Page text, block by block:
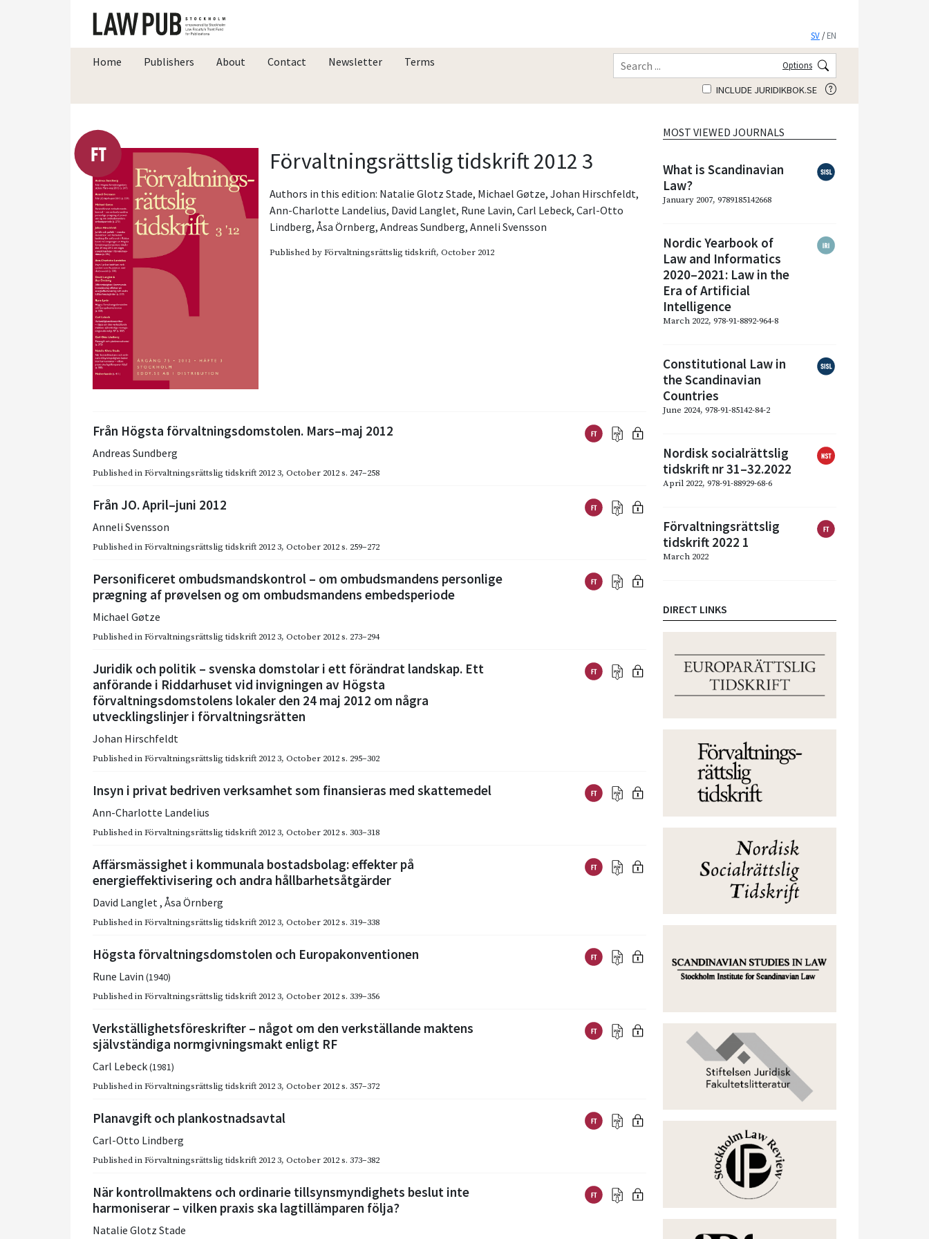
SV /EN
Home Publishers About Contact Newsletter Terms Options
INCLUDE JURIDIKBOK.SE
Förvaltningsrättslig tidskrift 2012 3
Authors in this edition: Natalie Glotz Stade, Michael Gøtze,Johan Hirschfeldt,
Ann-Charlotte Landelius, David Langlet, Rune Lavin,Carl Lebeck,Carl-Otto
Lindberg,Åsa Örnberg,Andreas Sundberg,Anneli Svensson
Published byFörvaltningsrättslig tidskrift, October 2012
Från Högsta förvaltningsdomstolen. Mars–maj 2012
Andreas Sundberg
Published inFörvaltningsrättslig tidskrift 2012 3, October 2012s. 247–258
Från JO. April–juni 2012
Anneli Svensson
Published inFörvaltningsrättslig tidskrift 2012 3, October 2012s. 259–272
Personificeret ombudsmandskontrol – om ombudsmandens personlige
prægning af prøvelsen og om ombudsmandens embedsperiode
Michael Gøtze
Published inFörvaltningsrättslig tidskrift 2012 3, October 2012s. 273–294
Juridik och politik – svenska domstolar i ett förändrat landskap. Ett
anförande i Riddarhuset vid invigningen av Högsta
förvaltningsdomstolens lokaler den 24 maj 2012 om några
utvecklingslinjer i förvaltningsrätten
Johan Hirschfeldt
Published inFörvaltningsrättslig tidskrift 2012 3, October 2012s. 295–302
Insyn i privat bedriven verksamhet som finansieras med skattemedel
Ann-Charlotte Landelius
Published inFörvaltningsrättslig tidskrift 2012 3, October 2012s. 303–318
Affärsmässighet i kommunala bostadsbolag: effekter på
energieffektivisering och andra hållbarhetsåtgärder
David Langlet, Åsa Örnberg
Published inFörvaltningsrättslig tidskrift 2012 3, October 2012s. 319–338
Högsta förvaltningsdomstolen och Europakonventionen
Rune Lavin (1940)
Published inFörvaltningsrättslig tidskrift 2012 3, October 2012s. 339–356
Verkställighetsföreskrifter – något om den verkställande maktens
självständiga normgivningsmakt enligt RF
Carl Lebeck(1981)
Published inFörvaltningsrättslig tidskrift 2012 3, October 2012s. 357–372
Planavgift och plankostnadsavtal
Carl-Otto Lindberg
Published inFörvaltningsrättslig tidskrift 2012 3, October 2012s. 373–382
När kontrollmaktens och ordinarie tillsynsmyndighets beslut inte
harmoniserar – vilken praxis ska lagtillämparen följa?
Natalie Glotz Stade
MOST VIEWED JOURNALS
What is Scandinavian
Law?
January 2007, 9789185142668
Nordic Yearbook of
Law and Informatics
2020–2021: Law in the
Era of Artificial
Intelligence
March 2022, 978-91-8892-964-8
Constitutional Law in
the Scandinavian
Countries
June 2024, 978-91-85142-84-2
Nordisk socialrättslig
tidskrift nr 31–32.2022
April 2022, 978-91-88929-68-6
Förvaltningsrättslig
tidskrift 2022 1
March 2022
DIRECT LINKS